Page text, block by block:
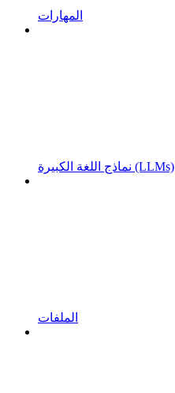
المهارات
نماذج اللغة الكبيرة (LLMs)
الملفات